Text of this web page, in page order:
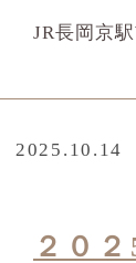
JR長岡京
2025.10.14
２０